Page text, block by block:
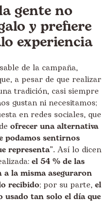
gente no
y prefiere
experiencia
de la campaña,
a pesar de que realizar
tradición, casi siempre
gustan ni necesitamos;
en redes sociales, que
ofrecer una alternativa
podamos sentirnos
representa”. Así lo dicen
el 54 % de las
a la misma aseguraron
recibido; por su parte, el
usado tan solo el día que